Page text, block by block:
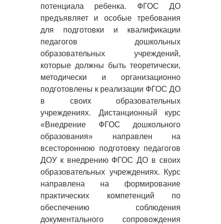
потенциала ребенка. ФГОС ДО
предъявляет и особые требования
для подготовки и квалификации
педагогов дошкольных
образовательных учреждений,
которые должны быть теоретически,
методически и организационно
подготовлены к реализации ФГОС ДО
в своих образовательных
учреждениях. Дистанционный курс
«Внедрение ФГОС дошкольного
образования» направлен на
всестороннюю подготовку педагогов
ДОУ к внедрению ФГОС ДО в своих
образовательных учреждениях. Курс
направлена на формирование
практических компетенций по
обеспечению соблюдения
документального сопровождения